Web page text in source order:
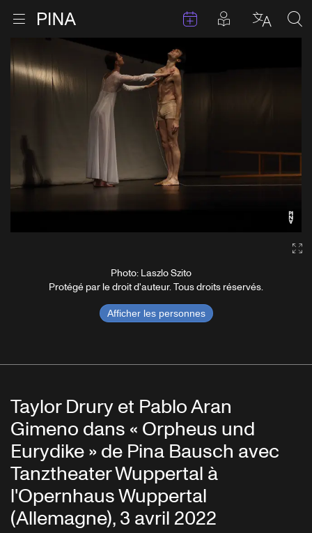
Aller au contenu
Ouvrir le menu Retour à la page d'accueil Évenements
Articles en
Photo: Laszlo Szito
Protégé par le droit d'auteur. Tous droits réservés.
Afficher les personnes
Taylor Drury et Pablo Aran
Gimeno dans « Orpheus und
Eurydike » de Pina Bausch avec
Tanztheater Wuppertal à
l'Opernhaus Wuppertal
(Allemagne), 3 avril 2022